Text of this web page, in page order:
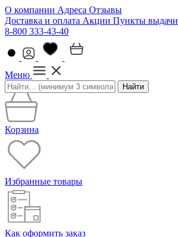
О компании Адреса Отзывы
Доставка и оплата Акции Пункты выдачи
8-800 333-43-40
Меню
Найти
Корзина
Избранные товары
Как оформить заказ